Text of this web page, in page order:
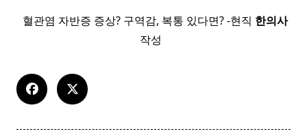
​ 혈관염 자반증 증상? 구역감, 복통 있다면? -현직 한의사
작성 ​ ​